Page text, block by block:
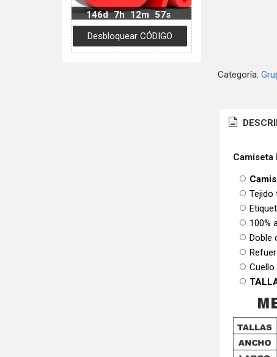
146d 7h 12m 56s
Categoría:
Camiseta
Tejido
100%
Doble
Cuello